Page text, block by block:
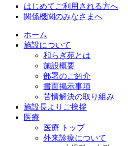
はじめてご利用される方へ
関係機関のみなさまへ
ホーム
施設について
和らぎ苑とは
施設概要
部署のご紹介
書面掲示事項
苦情解決の取り組み
施設長よりご挨拶
医療
医療 トップ
外来診療について